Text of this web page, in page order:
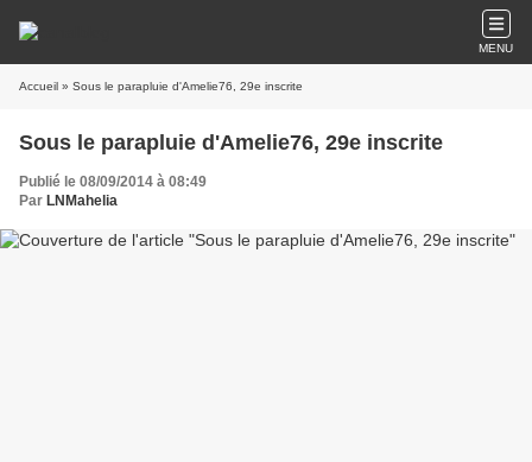
MENU
Accueil » Sous le parapluie d'Amelie76, 29e inscrite
Sous le parapluie d'Amelie76, 29e inscrite
Publié le 08/09/2014 à 08:49
Par LNMahelia